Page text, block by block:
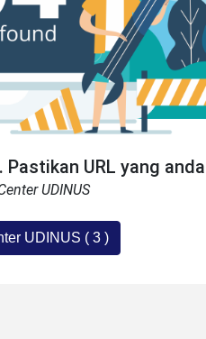
URL yang
UDINUS
UDINUS ( 3 )